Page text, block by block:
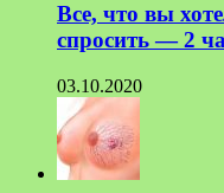
Все, что вы
спросить — 2
03.10.2020